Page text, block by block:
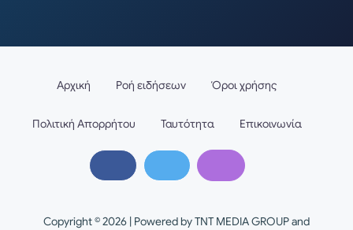
Copyright © 2026 | Powered by TNT MEDIA GROUP and
Αρχική Ροή ειδήσεων Όροι χρήσης
Πολιτική Απορρήτου Ταυτότητα Επικοινωνία